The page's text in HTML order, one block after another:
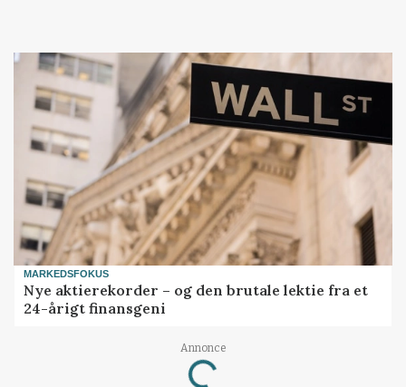
MARKEDSFOKUS
Nye aktierekorder – og den brutale lektie fra et
24-årigt finansgeni
Annonce
Loading...